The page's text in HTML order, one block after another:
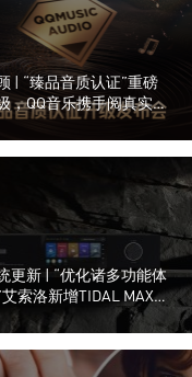
| “臻品音质认证”重磅
，QQ音乐携手阅真实验
筑音频品质新标杆
更新 | “优化诸多功能体
艾索洛新增TIDAL MAX与
易云音乐手机控制